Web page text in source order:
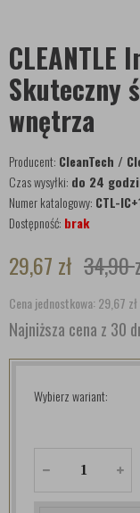
CLEANTLE
Skuteczny
wnętrza
Producent: CleanTech /
Czas wysyłki: do 24
Numer katalogowy: CTL-
Dostępność: brak
29,67 zł 34,90
Cena jednostkowa: 29,67 zł
Najniższa cena z 30
Wybierz wariant: